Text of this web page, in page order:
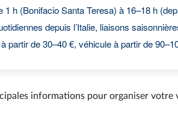
1 h (Bonifacio Santa Teresa) à 16–18 h
depuis l’Italie, liaisons
partir de 30–40 €, véhicule à partir de
informations pour organiser votre